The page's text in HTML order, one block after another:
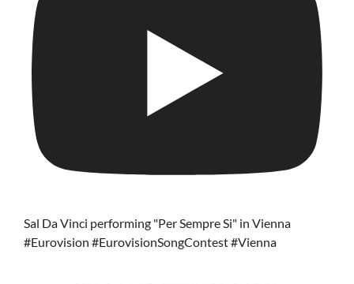
Sal Da Vinci performing "Per Sempre Si" in Vienna
#Eurovision #EurovisionSongContest #Vienna